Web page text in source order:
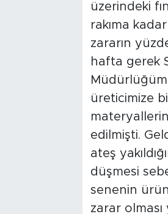
üzerindeki
rakıma
zararın
hafta gerek
üreticimize
edilmişti.
ateş
düşmesi
senenin
zarar